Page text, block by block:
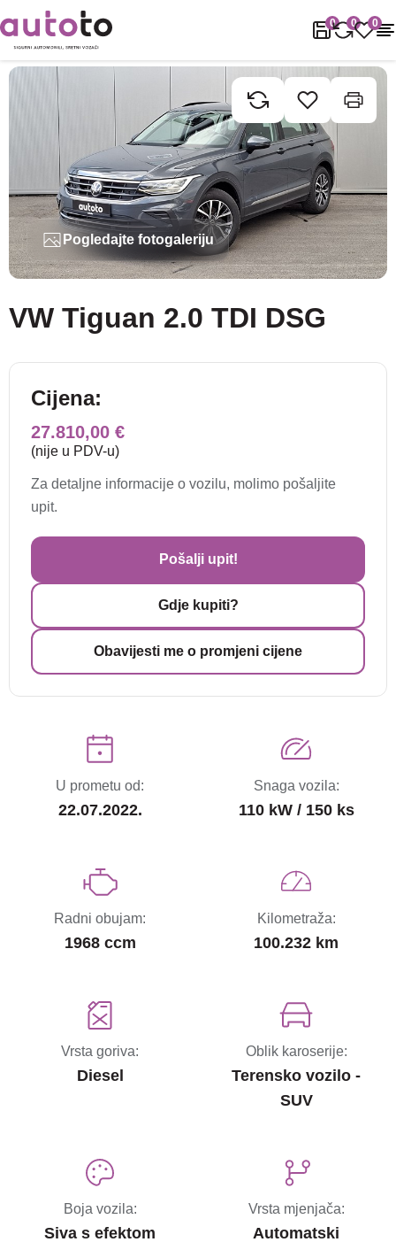
0 0 0
Naslovnica Rabljena vozila VW Tiguan 2.0 TDI
Pogledajte fotogaleriju
VW Tiguan 2.0 TDI DSG
Cijena:
27.810,00 €
(nije u PDV-u)
Za detaljne informacije o vozilu, molimo pošaljite
upit.
Pošalji upit!
Gdje kupiti?
Obavijesti me o promjeni cijene
U prometu od:
22.07.2022.
Snaga vozila:
110 kW / 150 ks
Radni obujam:
1968 ccm
Kilometraža:
100.232 km
Vrsta goriva:
Diesel
Oblik karoserije:
Terensko vozilo -
SUV
Boja vozila:
Siva s efektom
Vrsta mjenjača:
Automatski